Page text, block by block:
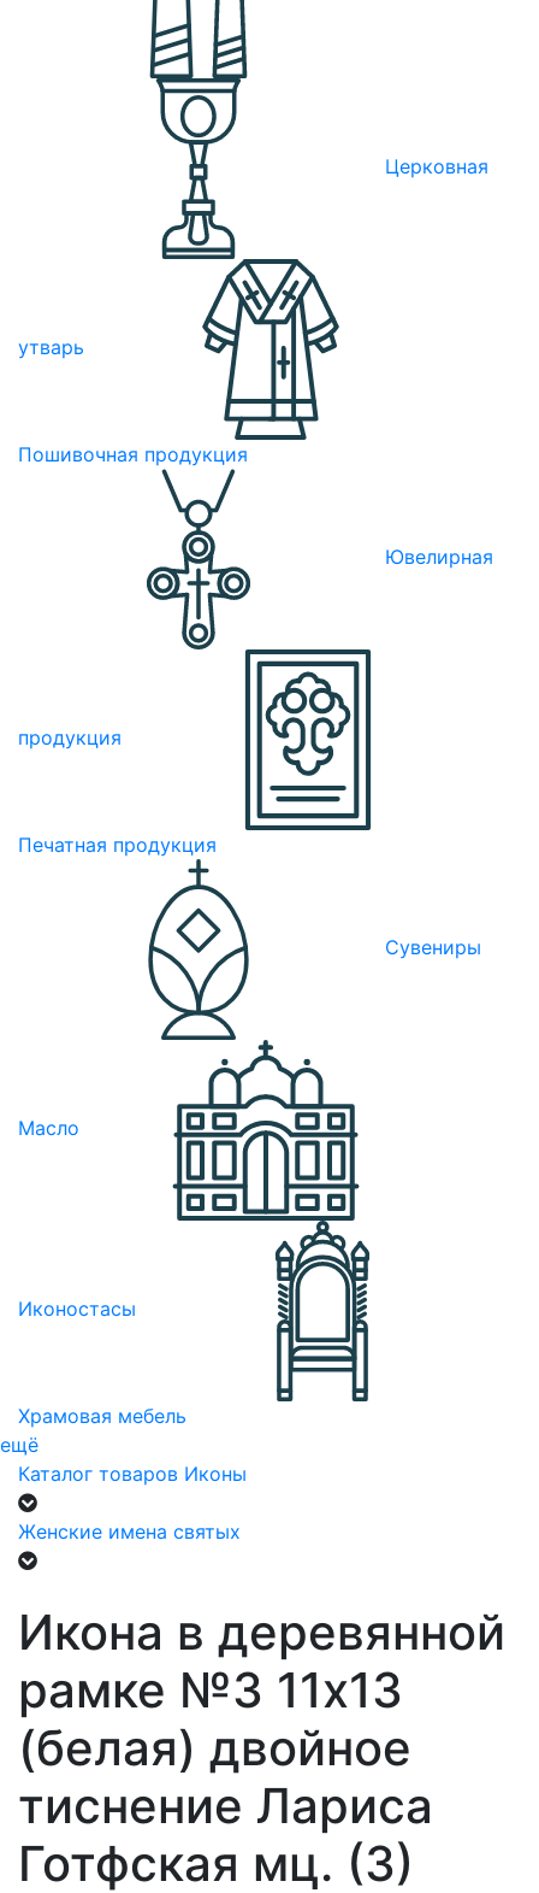
Церковная
утварь
Пошивочная продукция
Ювелирная
продукция
Печатная продукция
Сувениры
Масло
Иконостасы
Храмовая мебель
ещё
Каталог товаров Иконы
Женские имена святых
Икона в деревянной
рамке №3 11х13
(белая) двойное
тиснение Лариса
Готфская мц. (3)